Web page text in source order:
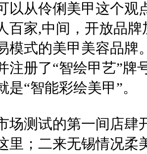
以从伶俐美甲这个观
百家,中间，开放品
模式的美甲美容品牌
注册了“智绘甲艺”牌
是“智能彩绘美甲”。
场测试的第一间店肆
里；二来无锡情况柔